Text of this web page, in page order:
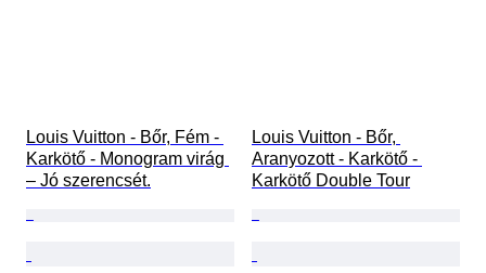
Louis Vuitton - Bőr, Fém -
Karkötő - Monogram virág
– Jó szerencsét.
Louis Vuitton - Bőr,
Aranyozott - Karkötő -
Karkötő Double Tour